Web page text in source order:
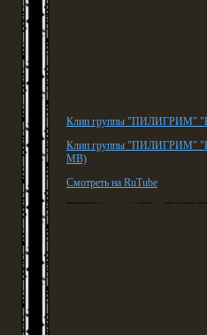
Клип группы "ПИЛИГРИМ"
Клип группы "ПИЛИГРИМ"
MB)
Смотреть на RuTube